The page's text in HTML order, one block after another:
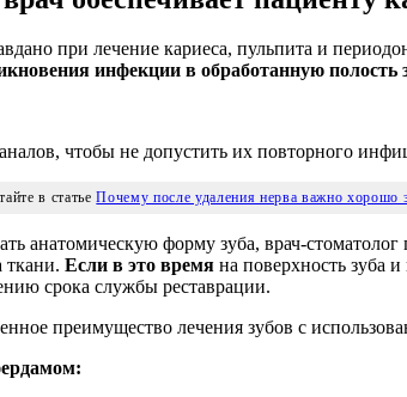
при лечение кариеса, пульпита и
инфекции в обработанную полость
чтобы не допустить их повторного
в статьеПочему после удаления нерва важно хорошо
анатомическую форму зуба, врач-
ткани. Если в это время на поверхность зуба
срока службы реставрации.
преимущеcтво лечения зубов с